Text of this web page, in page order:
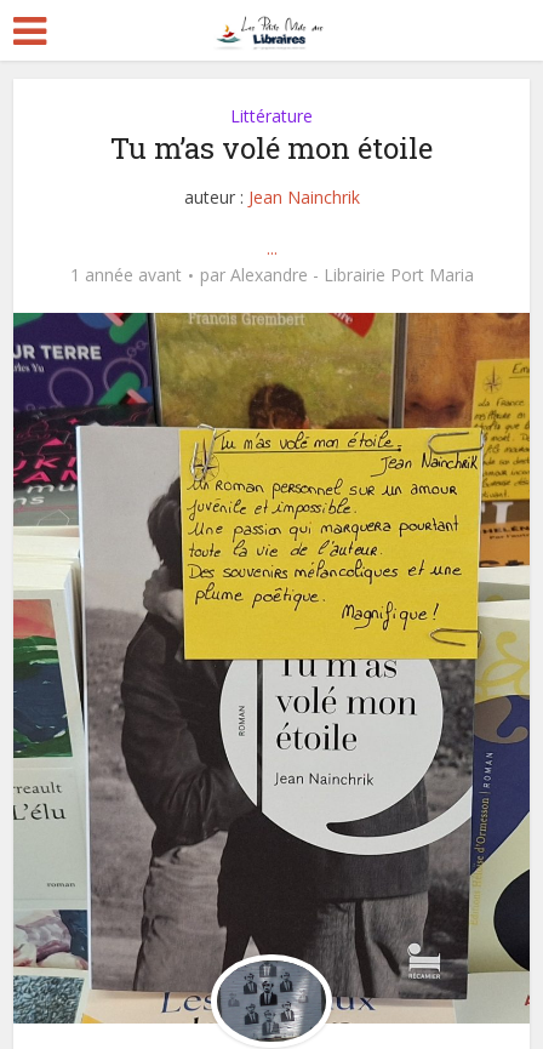
Littérature
Tu m’as volé mon étoile
auteur : Jean Nainchrik
...
1 année avant
par Alexandre - Librairie Port Maria